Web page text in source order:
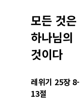
모든 것은
하나님의
것이다
레위기 25장 8-
13절